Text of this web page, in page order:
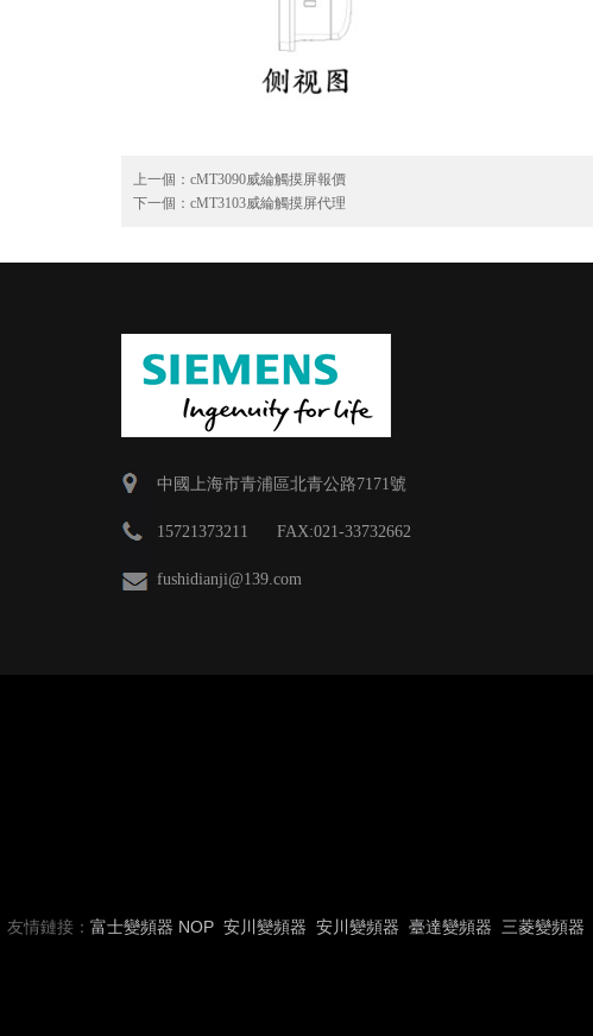
上一個： cMT3090威綸觸摸屏報價
下一個： cMT3103威綸觸摸屏代理
中國上海市青浦區北青公路7171號
15721373211 FAX:021-33732662
fushidianji@139.com
友情鏈接： 富士變頻器 NOP 安川變頻器 安川變頻器 臺達變頻器 三菱變頻器